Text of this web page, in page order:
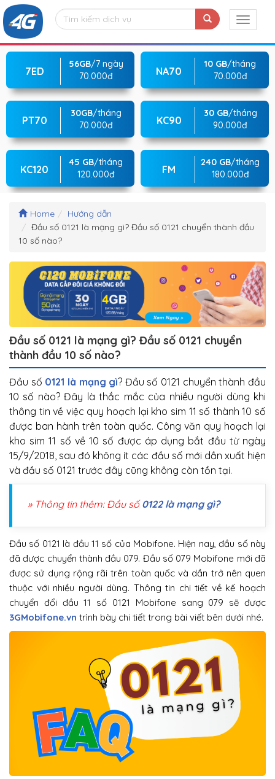
7ED
56GB/7 ngày
70.000đ
NA70
10 GB/tháng
70.000đ
PT70
30GB/tháng
70.000đ
KC90
30 GB/tháng
90.000đ
KC120
45 GB/tháng
120.000đ
FM
240 GB/tháng
180.000đ
Home
Hướng dẫn
Đầu số 0121 là mạng gì? Đầu số 0121 chuyển thành đầu
10 số nào?
Đầu số 0121 là mạng gì? Đầu số 0121 chuyển
thành đầu 10 số nào?
Đầu số 0121 là mạng gì? Đầu số 0121 chuyển thành đầu
10 số nào? Đây là thắc mắc của nhiều người dùng khi
thông tin về việc quy hoạch lại kho sim 11 số thành 10 số
được ban hành trên toàn quốc. Công văn quy hoạch lại
kho sim 11 số về 10 số được áp dụng bắt đầu từ ngày
15/9/2018, sau đó không ít các đầu số mới dần xuất hiện
và đầu số 0121 trước đây cũng không còn tồn tại.
» Thông tin thêm: Đầu số0122 là mạng gì?
Đầu số 0121 là đầu 11 số của Mobifone. Hiện nay, đầu số này
đã được chuyển thành đầu 079. Đầu số 079 Mobifone mới đã
được sử dụng rộng rãi trên toàn quốc và dần trở nên quen
thuộc với nhiều người dùng. Thông tin chi tiết về kế hoạch
chuyển đổi đầu 11 số 0121 Mobifone sang 079 sẽ được
3GMobifone.vn trình bày chi tiết trong bài viết bên dưới nhé.